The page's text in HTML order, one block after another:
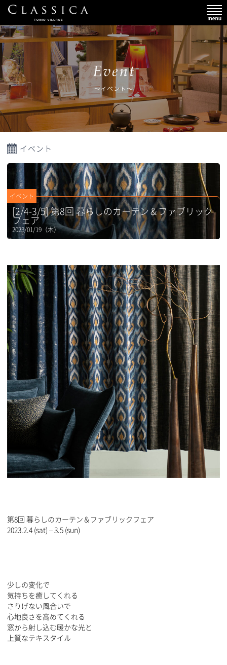
イベント
イベント
[2/4-3/5] 第8回 暮らしのカーテン＆ファブリック
フェア
2023/01/19（木）
第8回 暮らしのカーテン＆ファブリックフェア
2023.2.4 (sat) – 3.5 (sun)
少しの変化で
気持ちを癒してくれる
さりげない風合いで
心地良さを高めてくれる
窓から射し込む暖かな光と
上質なテキスタイル